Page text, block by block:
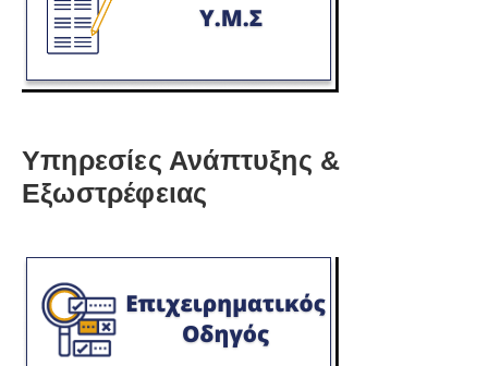
Υπηρεσίες Ανάπτυξης &
Εξωστρέφειας